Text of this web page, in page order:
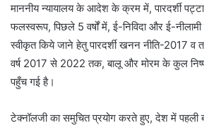
माननीय न्यायालय के आदेश के क्रम में, पारदर्शी
फलस्वरूप, पिछले 5 वर्षों में, ई-निविदा और ई-
स्वीकृत किये जाने हेतु पारदर्शी खनन नीति-2017 व
वर्ष 2017 से 2022 तक, बालू और मोरम के कुल
पहुँच गई है।
टेक्नॉलजी का समुचित प्रयोग करते हुए, देश में पहली